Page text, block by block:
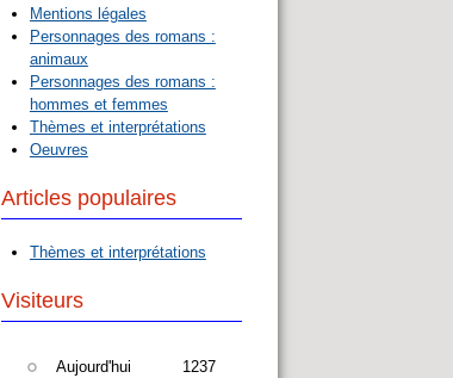
Mentions légales
Personnages des romans :
animaux
Personnages des romans :
hommes et femmes
Thèmes et interprétations
Oeuvres
Articles populaires
Thèmes et interprétations
Visiteurs
Aujourd'hui 1237